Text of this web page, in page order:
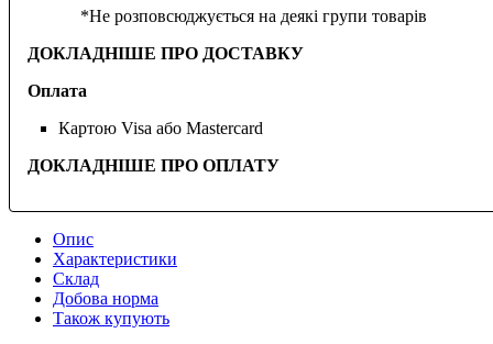
*Не розповсюджується на деякі групи товарів
ДОКЛАДНІШЕ ПРО ДОСТАВКУ
Оплата
Картою Visa або Mastercard
ДОКЛАДНІШЕ ПРО ОПЛАТУ
Опис
Характеристики
Склад
Добова норма
Також купують